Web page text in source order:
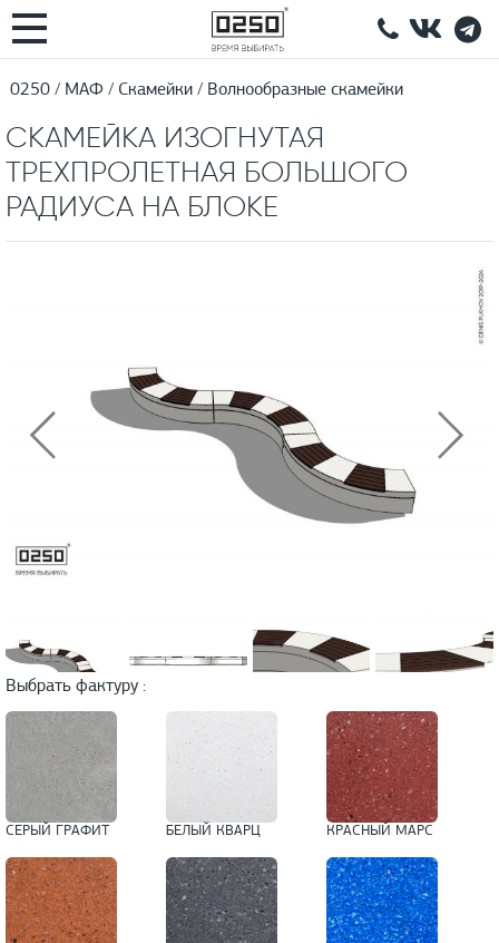
0250 МАФ Скамейки Волнообразные скамейки
СКАМЕЙКА ИЗОГНУТАЯ
ТРЕХПРОЛЕТНАЯ БОЛЬШОГО
РАДИУСА НА БЛОКЕ
Выбрать фактуру :
СЕРЫЙ ГРАФИТ БЕЛЫЙ КВАРЦ КРАСНЫЙ МАРС